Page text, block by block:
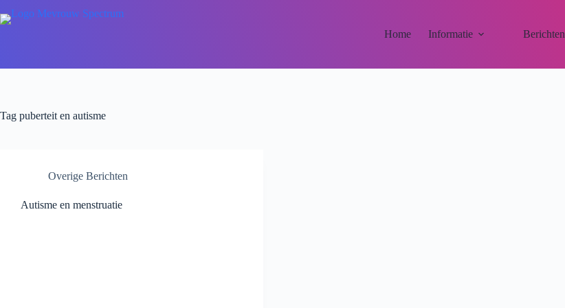
Home Informatie Berichten
Tag puberteit en autisme
Overige Berichten
Autisme en menstruatie